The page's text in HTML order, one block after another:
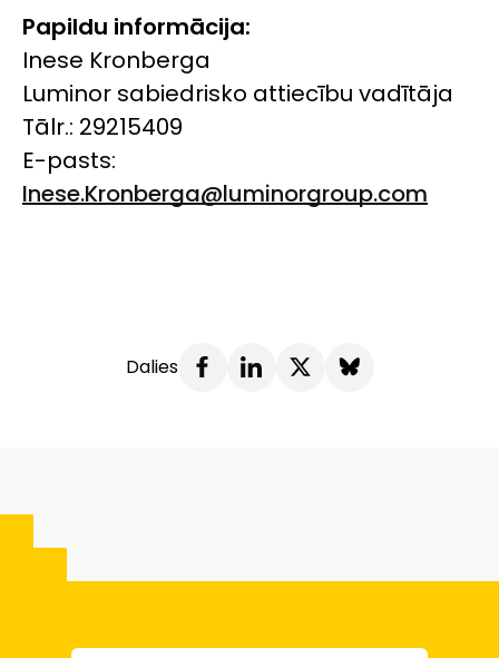
Papildu informācija:
Inese Kronberga
Luminor sabiedrisko attiecību vadītāja
Tālr.: 29215409
E-pasts:
Inese.Kronberga@luminorgroup.com
Dalies